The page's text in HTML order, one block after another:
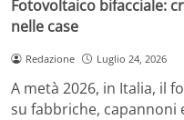
Fotovoltaico bifacciale:
nelle case
Redazione Luglio 24, 2026
A metà 2026, in Italia, il
su fabbriche,